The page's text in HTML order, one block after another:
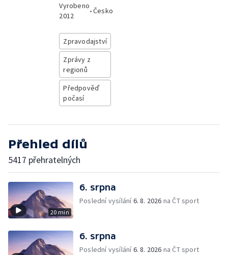
Vyrobeno
2012
•Česko
Zpravodajství
Zprávy z
regionů
Předpověď
počasí
Přehled dílů
5417 přehratelných
20 min
6. srpna
Poslední vysílání6. 8. 2026 na ČT sport
6. srpna
Poslední vysílání6. 8. 2026 na ČT sport